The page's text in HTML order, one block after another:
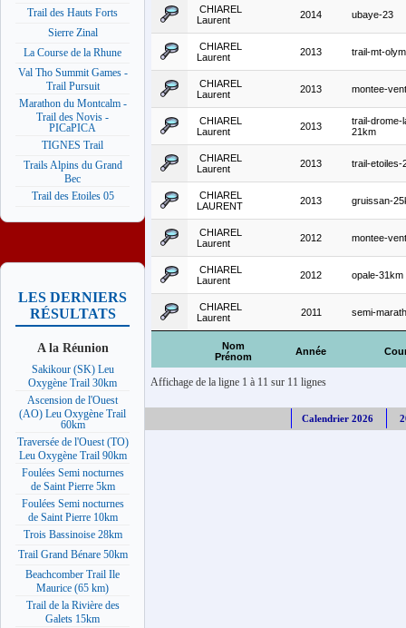
Trail des Hauts Forts
Sierre Zinal
La Course de la Rhune
Val Tho Summit Games -
Trail Pursuit
Marathon du Montcalm -
Trail des Novis -
PICaPICA
TIGNES Trail
Trails Alpins du Grand
Bec
Trail des Etoiles 05
LES DERNIERS
RÉSULTATS
A la Réunion
Sakikour (SK) Leu
Oxygène Trail 30km
Ascension de l'Ouest
(AO) Leu Oxygène Trail
60km
Traversée de l'Ouest (TO)
Leu Oxygène Trail 90km
Foulées Semi nocturnes
de Saint Pierre 5km
Foulées Semi nocturnes
de Saint Pierre 10km
Trois Bassinoise 28km
Trail Grand Bénare 50km
Beachcomber Trail Ile
Maurice (65 km)
Trail de la Rivière des
Galets 15km
Nom
Prénom
Année
CHIAREL
Laurent
2014 ubaye-23
CHIAREL
Laurent
2013 trail-mt-
CHIAREL
Laurent
2013 montee-
CHIAREL
Laurent
2013
trail-drome-
21km
CHIAREL
Laurent
2013 trail-etoiles-
CHIAREL
LAURENT
2013 gruissan-
CHIAREL
Laurent
2012 montee-
CHIAREL
Laurent
2012 opale-31km
CHIAREL
Laurent
2011 semi-
Affichage de la ligne 1 à 11 sur 11 lignes
Calendrier 2026